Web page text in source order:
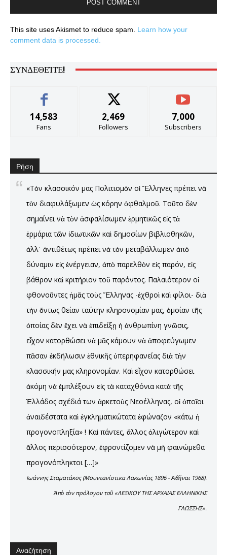
This site uses Akismet to reduce spam. Learn how your
comment data is processed.
ΣΥΝΔΕΘΕΊΤΕ!
14,583
Fans
2,469
Followers
7,000
Subscribers
Ρήση
«Τὸν κλασσικόν μας Πολιτισμὸν οἱ Ἕλληνες πρέπει νὰ
τὸν διαφυλάξωμεν ὡς κόρην ὀφθαλμοῦ. Τοῦτο δὲν
σημαίνει νὰ τὸν ἀσφαλίσωμεν ἑρμητικῶς εἰς τὰ
ἑρμάρια τῶν ἰδιωτικῶν καὶ δημοσίων βιβλιοθηκῶν,
ἀλλ᾿ ἀντιθέτως πρέπει νὰ τὸν μεταβάλλωμεν ἀπὸ
δύναμιν εἰς ἐνέργειαν, ἀπὸ παρελθὸν εἰς παρόν, εἰς
βάθρον καὶ κριτήριον τοῦ παρόντος. Παλαιότερον οἱ
φθονοῦντες ἡμᾶς τοὺς Ἕλληνας -ἐχθροὶ καὶ φίλοι- διὰ
τὴν ὄντως θείαν ταύτην κληρονομίαν μας, ὁμοίαν τῆς
ὁποίας δὲν ἔχει νὰ ἐπιδείξῃ ἡ ἀνθρωπίνη γνῶσις,
εἶχον κατορθώσει νὰ μᾶς κάμουν νὰ ἀποφεύγωμεν
πᾶσαν ἐκδήλωσιν ἐθνικῆς ὑπερηφανείας διὰ τὴν
κλασσικήν μας κληρονομίαν. Καὶ εἶχον κατορθώσει
ἀκόμη νὰ ἐμπλέξουν εἰς τὰ καταχθόνια κατὰ τῆς
Ἑλλάδος σχέδιά των ἀρκετοὺς Νεοέλληνας, οἱ ὁποῖοι
ἀναιδέστατα καὶ ἐγκληματικώτατα ἐφώναζον «κάτω ἡ
προγονοπληξία» ! Καὶ πάντες, ἄλλος ὀλιγώτερον καὶ
ἄλλος περισσότερον, ἐφροντίζομεν νὰ μὴ φαινώμεθα
προγονόπληκτοι […]»
Ιωάννης Σταματάκος (Μουντανίστικα Λακωνίας 1896 - Ἀθῆναι 1968).
Ἀπὸ τὸν πρόλογον τοῦ «ΛΕΞΙΚΟΥ ΤΗΣ ΑΡΧΑΙΑΣ ΕΛΛΗΝΙΚΗΣ
ΓΛΩΣΣΗΣ».
Αναζήτηση